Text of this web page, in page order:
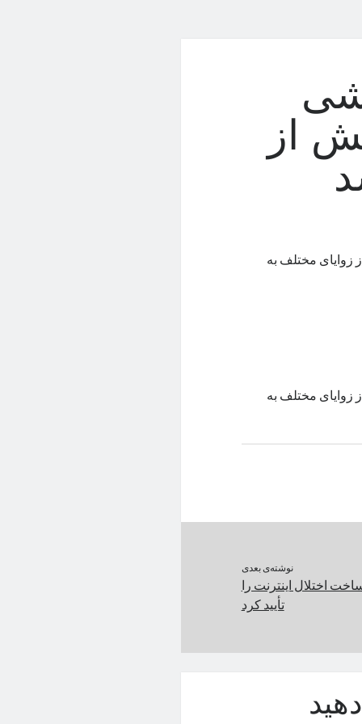
از
زوایای مختلف به‌
زوایای مختلف به‌
نوشته‌ی بعدی
اختلال اینترنت را
تأیید کرد